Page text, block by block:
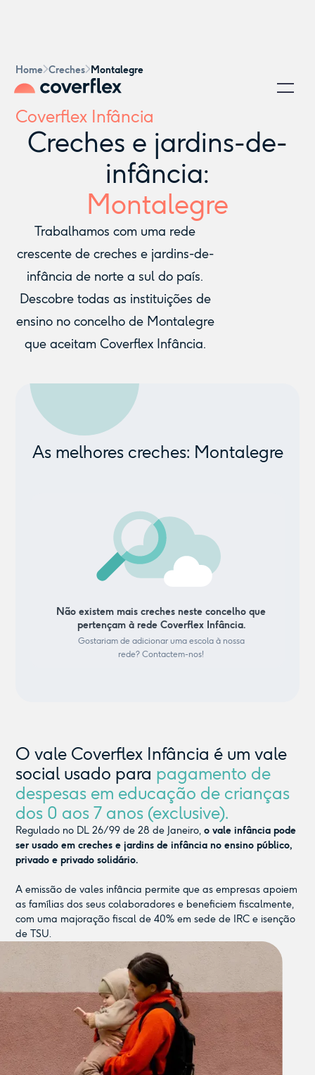
Home Creches Montalegre
Coverflex Infância
Creches e jardins-de-
infância:
Montalegre
Trabalhamos com uma rede
crescente de creches e jardins-de-
infância de norte a sul do país.
Descobre todas as instituições de
ensino no concelho de Montalegre
que aceitam Coverflex Infância.
As melhores creches: Montalegre
Não existem mais creches neste concelho que
pertençam à rede Coverflex Infância.
Gostariam de adicionar uma escola à nossa
rede? Contactem-nos!
O vale Coverflex Infância é um vale
social usado para pagamento de
despesas em educação de crianças
dos 0 aos 7 anos (exclusive).
Regulado no DL 26/99 de 28 de Janeiro,o vale infância pode
ser usado em creches e jardins de infância no ensino público,
privado e privado solidário.
A emissão de vales infância permite que as empresas apoiem
as famílias dos seus colaboradores e beneficiem fiscalmente,
com uma majoração fiscal de 40% em sede de IRC e isenção
de TSU.